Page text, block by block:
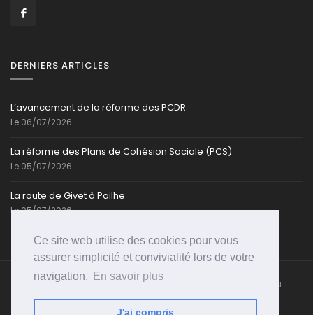
Ce site web utilise des cookies pour vous
assurer simplicité et convivialité lors de votre
navigation.
En savoir plus
J'ai compris
DERNIERS ARTICLES
L’avancement de la réforme des PCDR
Le 06/07/2026
La réforme des Plans de Cohésion Sociale (PCS)
Le 05/07/2026
La route de Givet à Pailhe
Le 05/07/2026
Caroline-Cassart.be @ Toute reproduction partielle ou
totale est strictement interdite | Propulsé parPSI-